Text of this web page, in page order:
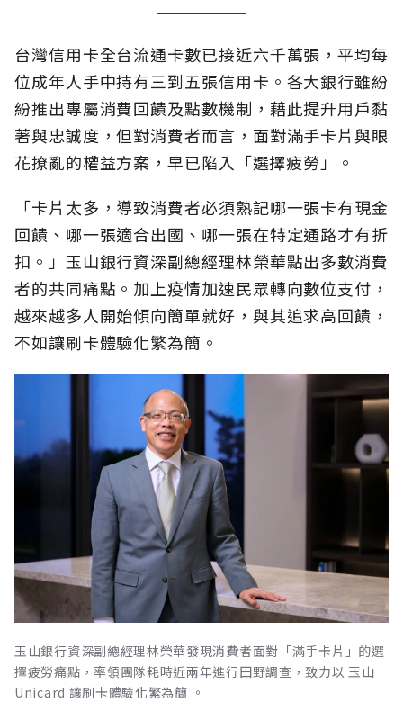
台灣信用卡全台流通卡數已接近六千萬張，平均每
位成年人手中持有三到五張信用卡。各大銀行雖紛
紛推出專屬消費回饋及點數機制，藉此提升用戶黏
著與忠誠度，但對消費者而言，面對滿手卡片與眼
花撩亂的權益方案，早已陷入「選擇疲勞」。
「卡片太多，導致消費者必須熟記哪一張卡有現金
回饋、哪一張適合出國、哪一張在特定通路才有折
扣。」玉山銀行資深副總經理林榮華點出多數消費
者的共同痛點。加上疫情加速民眾轉向數位支付，
越來越多人開始傾向簡單就好，與其追求高回饋，
不如讓刷卡體驗化繁為簡。
玉山銀行資深副總經理林榮華發現消費者面對「滿手卡片」的選
擇疲勞痛點，率領團隊耗時近兩年進行田野調查，致力以 玉山
Unicard 讓刷卡體驗化繁為簡 。